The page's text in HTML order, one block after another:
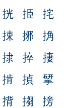
挄 挋
挓
捒 捓
捔
捸 捽
捿
掯 揁
揅
揹 搊
搒